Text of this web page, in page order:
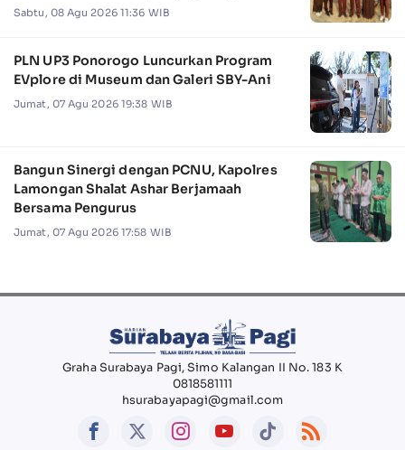
Camat Jabon
Sabtu, 08 Agu 2026 11:36 WIB
PLN UP3 Ponorogo Luncurkan Program
EVplore di Museum dan Galeri SBY-Ani
Jumat, 07 Agu 2026 19:38 WIB
Bangun Sinergi dengan PCNU, Kapolres
Lamongan Shalat Ashar Berjamaah
Bersama Pengurus
Jumat, 07 Agu 2026 17:58 WIB
Graha Surabaya Pagi, Simo Kalangan II No. 183 K
0818581111
hsurabayapagi@gmail.com